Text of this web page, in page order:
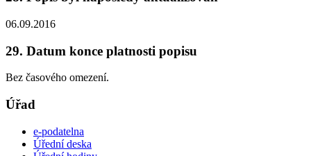
06.09.2016
29. Datum konce platnosti popisu
Bez časového omezení.
Úřad
e-podatelna
Úřední deska